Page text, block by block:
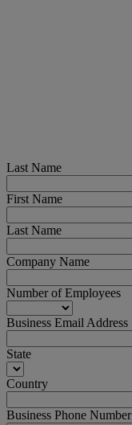
Last Name
First Name
Last Name
Company Name
Number of Employees
Business Email Address
State
Country
Business Phone Number